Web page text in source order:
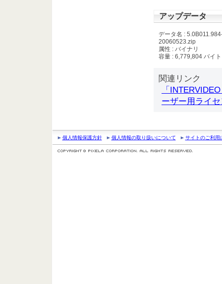
アップデータ
データ名 :
20060523.zip
属性 : バイナリ
容量 : 6,779,804 バイト
関連リンク
「
ーザー用ライ
個人情報保護方針 個人情報の取り扱いについて サイトのご利用